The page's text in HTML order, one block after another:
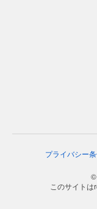
プライバシー
©
このサイト